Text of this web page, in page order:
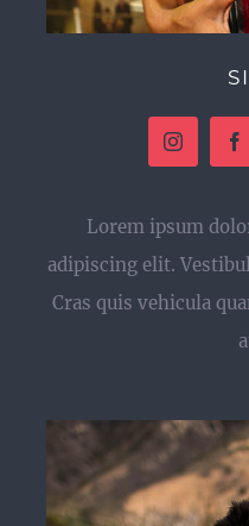
Lorem ipsum
adipiscing elit.
Cras quis vehicula